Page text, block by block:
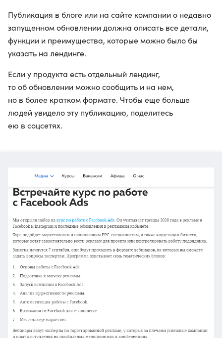
Публикация в блоге или на сайте компании о недавно
запущенном обновлении должна описать все детали,
функции и преимущества, которые можно было бы
указать на лендинге.
Если у продукта есть отдельный лендинг,
то об обновлении можно сообщить и на нем,
но в более кратком формате. Чтобы еще больше
людей увидело эту публикацию, поделитесь
ею в соцсетях.